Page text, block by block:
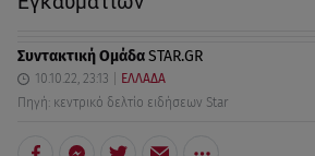
Συντακτική ΟμάδαSTAR.GR
10.10.22, 23:13
ΕΛΛΑΔΑ
Πηγή: κεντρικό δελτίο ειδήσεων Star